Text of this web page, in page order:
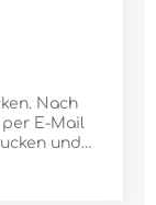
Nach
E-Mail
und